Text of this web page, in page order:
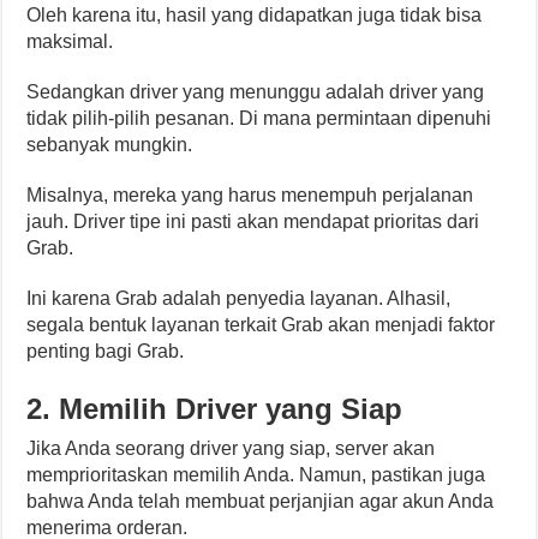
Oleh karena itu, hasil yang didapatkan juga tidak bisa
maksimal.
Sedangkan driver yang menunggu adalah driver yang
tidak pilih-pilih pesanan. Di mana permintaan dipenuhi
sebanyak mungkin.
Misalnya, mereka yang harus menempuh perjalanan
jauh. Driver tipe ini pasti akan mendapat prioritas dari
Grab.
Ini karena Grab adalah penyedia layanan. Alhasil,
segala bentuk layanan terkait Grab akan menjadi faktor
penting bagi Grab.
2. Memilih Driver yang Siap
Jika Anda seorang driver yang siap, server akan
memprioritaskan memilih Anda. Namun, pastikan juga
bahwa Anda telah membuat perjanjian agar akun Anda
menerima orderan.